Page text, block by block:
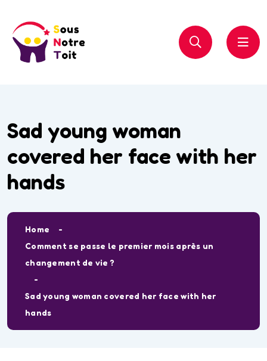
Sad young woman
covered her face with her
hands
Home
Comment se passe le premier mois après un
changement de vie ?
Sad young woman covered her face with her
hands